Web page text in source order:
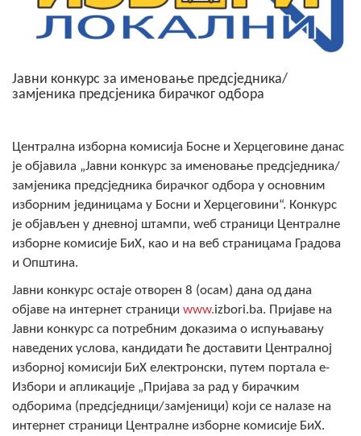
ИНФО
Активности
Обавјештења
Заштита од пожара
COVID 19
Геоистраживања
ФИНАНСИЈЕ
ПРИВРЕДА
Пољопривреда
Туризам
Јавни конкурс за именовање предсједника/
замјеника предсјеника бирачког одбора
Централна изборна комисија Босне и Херцеговине данас
је објавила „Јавни конкурс за именовање предсједника/
замјеника предсједника бирачког одбора у основним
изборним јединицама у Босни и Херцеговини“. Конкурс
је објављен у дневној штампи, wеб страници Централне
изборне комисије БиХ, као и на веб страницама Градова
и Општина.
Јавни конкурс остаје отворен 8 (осам) дана од дана
објаве на интернет страници www.izbori.ba. Пријаве на
Јавни конкурс са потребним доказима о испуњавању
наведених услова, кандидати ће доставити Централној
изборној комисији БиХ електронски, путем портала е-
Избори и апликације „Пријава за рад у бирачким
одборима (предсједници/замјеници) који се налазе на
интернет страници Централне изборне комисије БиХ.